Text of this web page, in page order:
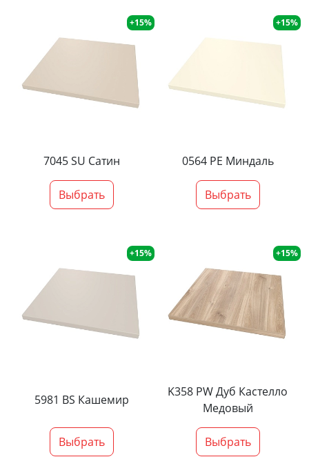
+15%
7045 SU Сатин
Выбрать
+15%
0564 PE Миндаль
Выбрать
+15%
5981 BS Кашемир
Выбрать
+15%
K358 PW Дуб Кастелло
Медовый
Выбрать